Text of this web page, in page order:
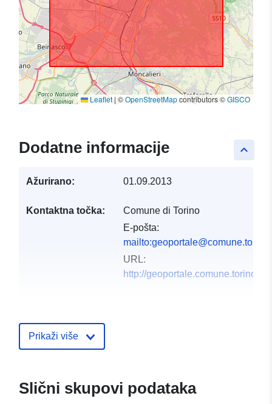
Leaflet| ©OpenStreetMapcontributors ©GISCO
keyboard_arrow_up
Dodatne informacije
Ažurirano: 01.09.2013
Kontaktna točka:
Comune di Torino
E-pošta:
URL:
http://geoportale.comune.torino.it
Prostorno: Koordinate: [ [ 7.57785,
45.14021 ], [ 7.77337,
Prikaži više
Slični skupovi podataka